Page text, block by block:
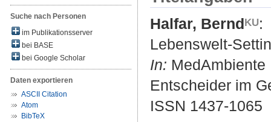
Suche nach Personen
im Publikationsserver
bei BASE
bei Google Scholar
Daten exportieren
ASCII Citation
Atom
BibTeX
Halfar, Bernd
:
Lebenswelt-
In:
Entscheider im
ISSN 1437-1065